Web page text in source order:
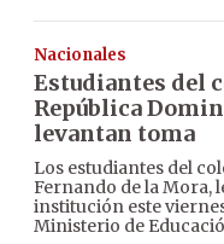
Nacionales
Estudiantes del
República
levantan toma
Los estudiantes del
Fernando de la Mora,
institución este
Ministerio de